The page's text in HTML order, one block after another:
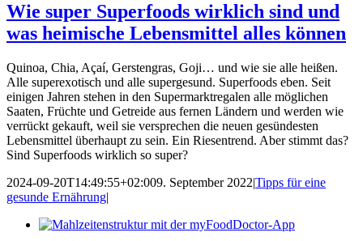
Wie super Superfoods wirklich sind und
was heimische Lebensmittel alles können
Quinoa, Chia, Açaí, Gerstengras, Goji… und wie sie alle heißen.
Alle superexotisch und alle supergesund. Superfoods eben. Seit
einigen Jahren stehen in den Supermarktregalen alle möglichen
Saaten, Früchte und Getreide aus fernen Ländern und werden wie
verrückt gekauft, weil sie versprechen die neuen gesündesten
Lebensmittel überhaupt zu sein. Ein Riesentrend. Aber stimmt das?
Sind Superfoods wirklich so super?
2024-09-20T14:49:55+02:009. September 2022|Tipps für eine
gesunde Ernährung|